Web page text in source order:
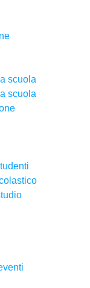
scuola
scuola